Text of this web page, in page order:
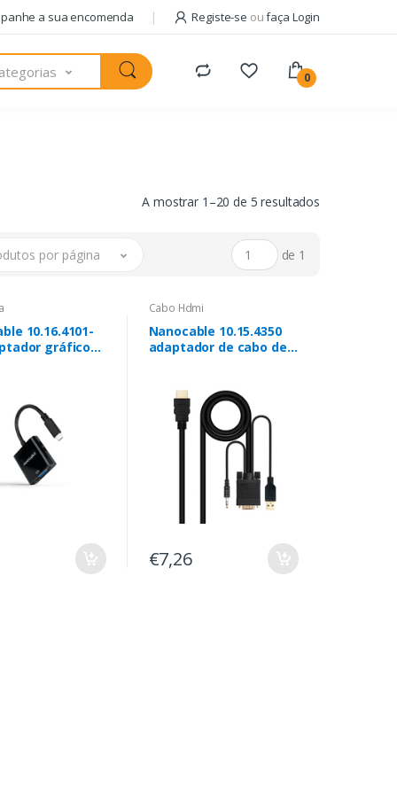
a sua encomenda Registe-se oufaça Login
0
A mostrar 1–20 de 5 resultados
por página de 1
10.16.4101-
gráfico
Cabo Hdmi
Nanocable 10.15.4350
adaptador de cabo de
Sub) + 3.5mm + USB
Type-A
€7,26